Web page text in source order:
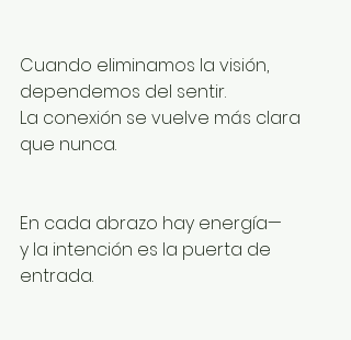
Cuando eliminamos la visión,
dependemos del sentir.
La conexión se vuelve más clara
que nunca.
En cada abrazo hay energía—
y la intención es la puerta de
entrada.